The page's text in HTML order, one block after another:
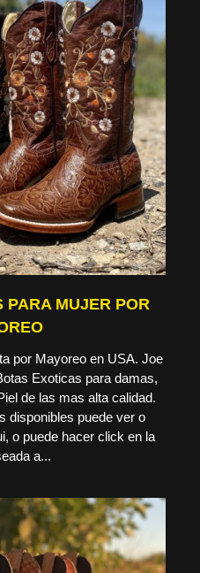
PARA MUJER POR
por Mayoreo en USA. Joe
Exoticas para damas,
de las mas alta calidad.
disponibles puede ver o
o puede hacer click en la
a...